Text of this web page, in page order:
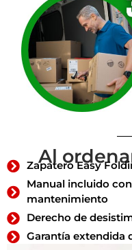
Al
Zapatero Easy
Manual incluido
mantenimiento
Derecho de
Garantía extendida